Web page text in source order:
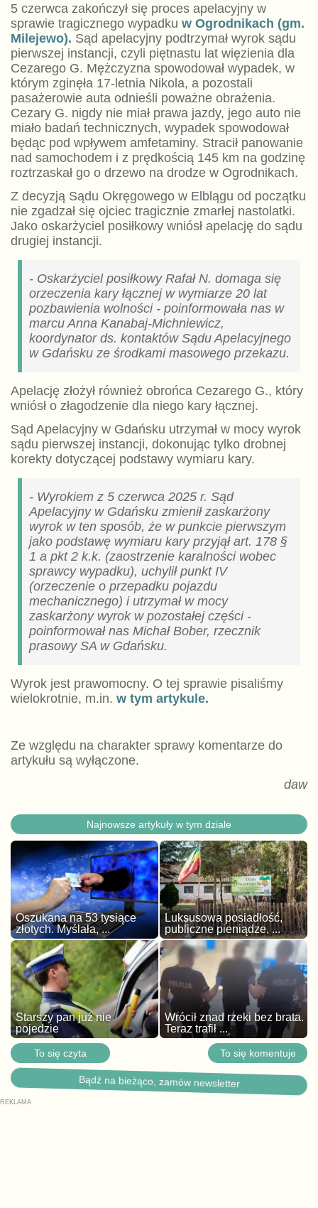
5 czerwca zakończył się proces apelacyjny w
sprawie tragicznego wypadku w Ogrodnikach (gm.
Milejewo). Sąd apelacyjny podtrzymał wyrok sądu
pierwszej instancji, czyli piętnastu lat więzienia dla
Cezarego G. Mężczyzna spowodował wypadek, w
którym zginęła 17-letnia Nikola, a pozostali
pasażerowie auta odnieśli poważne obrażenia.
Cezary G. nigdy nie miał prawa jazdy, jego auto nie
miało badań technicznych, wypadek spowodował
będąc pod wpływem amfetaminy. Stracił panowanie
nad samochodem i z prędkością 145 km na godzinę
roztrzaskał go o drzewo na drodze w Ogrodnikach.
Z decyzją Sądu Okręgowego w Elblągu od początku
nie zgadzał się ojciec tragicznie zmarłej nastolatki.
Jako oskarżyciel posiłkowy wniósł apelację do sądu
drugiej instancji.
- Oskarżyciel posiłkowy Rafał N. domaga się
orzeczenia kary łącznej w wymiarze 20 lat
pozbawienia wolności - poinformowała nas w
marcu Anna Kanabaj-Michniewicz,
koordynator ds. kontaktów Sądu Apelacyjnego
w Gdańsku ze środkami masowego przekazu.
Apelację złożył również obrońca Cezarego G., który
wniósł o złagodzenie dla niego kary łącznej.
Sąd Apelacyjny w Gdańsku utrzymał w mocy wyrok
sądu pierwszej instancji, dokonując tylko drobnej
korekty dotyczącej podstawy wymiaru kary.
- Wyrokiem z 5 czerwca 2025 r. Sąd
Apelacyjny w Gdańsku zmienił zaskarżony
wyrok w ten sposób, że w punkcie pierwszym
jako podstawę wymiaru kary przyjął art. 178 §
1 a pkt 2 k.k. (zaostrzenie karalności wobec
sprawcy wypadku), uchylił punkt IV
(orzeczenie o przepadku pojazdu
mechanicznego) i utrzymał w mocy
zaskarżony wyrok w pozostałej części -
poinformował nas Michał Bober, rzecznik
prasowy SA w Gdańsku.
Wyrok jest prawomocny. O tej sprawie pisaliśmy
wielokrotnie, m.in. w tym artykule.
Ze względu na charakter sprawy komentarze do
artykułu są wyłączone.
daw
Najnowsze artykuły w tym dziale
Oszukana na 53 tysiące
złotych. Myślała, ...
Luksusowa posiadłość,
publiczne pieniądze, ...
Starszy pan już nie
pojedzie
Wrócił znad rzeki bez brata.
Teraz trafił ...
To się czyta To się komentuje
Bądź na bieżąco, zamów newsletter